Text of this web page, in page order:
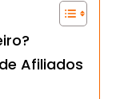
Afiliados